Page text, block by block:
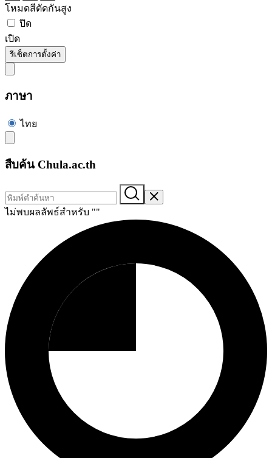
โหมดสีตัดกันสูง
ปิด
เปิด
รีเซ็ตการตั้งค่า
ภาษา
ไทย
สืบค้น Chula.ac.th
ไม่พบผลลัพธ์สำหรับ ""